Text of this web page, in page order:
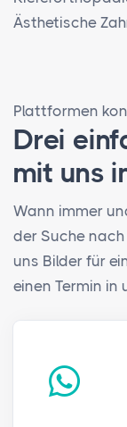
Ästhetische
Plattformen
Drei
mit uns
Wann immer
der Suche
uns Bilder für
einen Termin in